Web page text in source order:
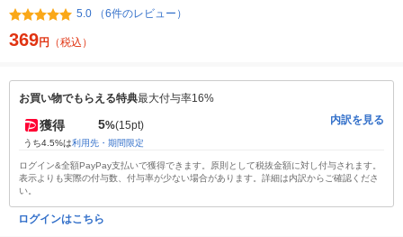
5.0 （6件のレビュー）
369円 （税込）
お買い物でもらえる特典最大付与率16%
獲得 5%(15pt)
うち4.5%は利用先・期間限定
内訳を見る
ログイン&全額PayPay支払いで獲得できます。原則として税抜金額に対し付与されます。
表示よりも実際の付与数、付与率が少ない場合があります。詳細は内訳からご確認くださ
い。
ログインはこちら